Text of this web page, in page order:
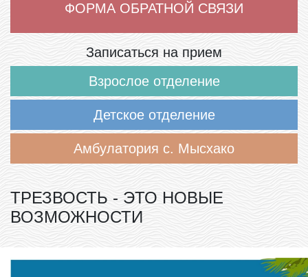
ФОРМА ОБРАТНОЙ СВЯЗИ
Записаться на прием
Взрослое отделение
Детское отделение
Амбулатория с. Мысхако
ТРЕЗВОСТЬ - ЭТО НОВЫЕ
ВОЗМОЖНОСТИ